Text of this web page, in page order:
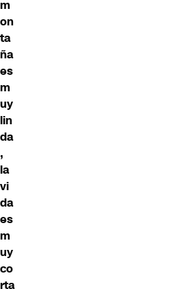
m
on
ta
ña
es
m
uy
lin
da
,
la
vi
da
es
m
uy
co
rta